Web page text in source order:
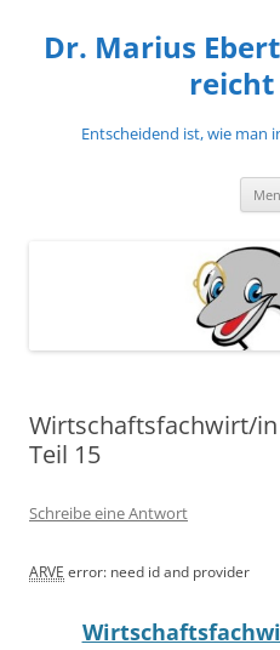
springen
Dr. Marius
Entscheidend ist, wie man
Wirtschaftsfachwirt/
Teil 15
Schreibe eine Antwort
ARVE error: need id and provider